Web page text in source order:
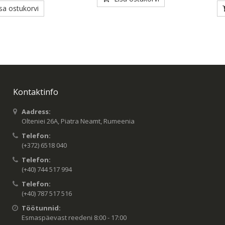
ostukorvi
Kontaktinfo
Aadress:
Olteniei 26A, Piatra Neamt, Rumeenia
Telefon:
(+372) 6518 040
Telefon:
(+40) 744 517 994
Telefon:
(+40) 787 517 516
Töötunnid:
Esmaspäevast reedeni 8:00 - 17:00